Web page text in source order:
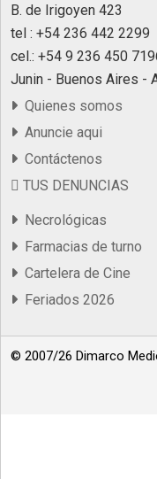
B. de Irigoyen 423
tel : +54 236 442 2299
cel.: +54 9 236 450
Junin - Buenos Aires -
Quienes somos
Anuncie aqui
Contáctenos
TUS DENUNCIAS
Necrológicas
Farmacias de turno
Cartelera de Cine
Feriados 2026
© 2007/26 Dimarco